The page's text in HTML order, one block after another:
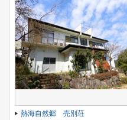
熱海自然郷 売別荘